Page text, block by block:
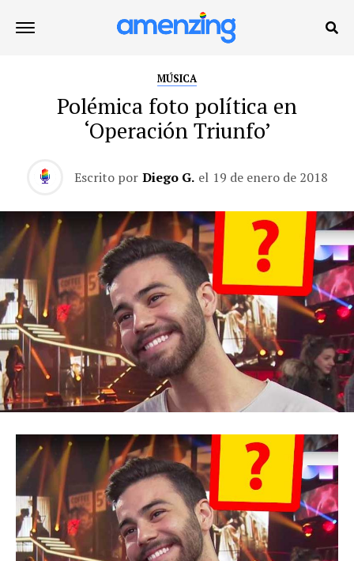
MÚSICA
Polémica foto política en
‘Operación Triunfo’
Escrito por Diego G. el 19 de enero de 2018